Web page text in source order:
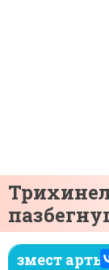
змест